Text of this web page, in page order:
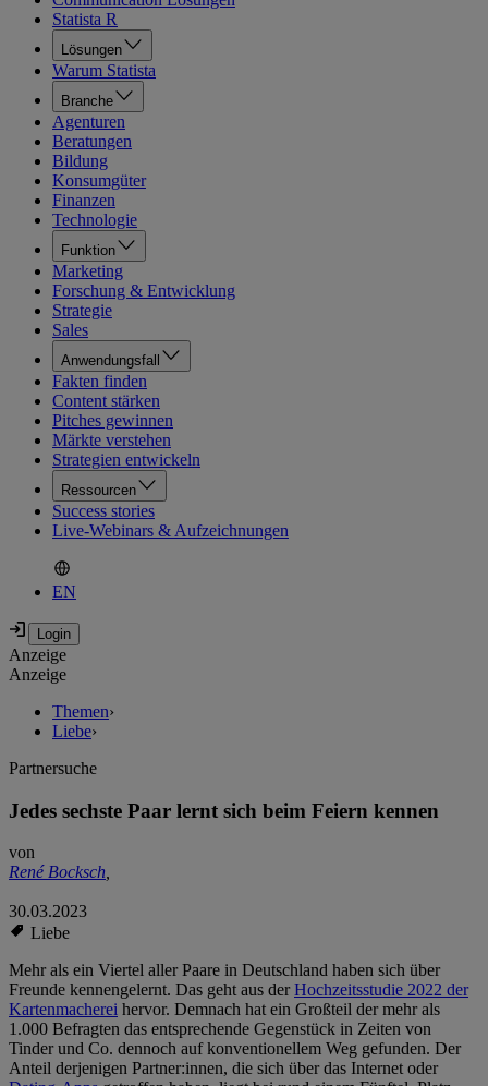
Statista R
Lösungen
Warum Statista
Branche
Agenturen
Beratungen
Bildung
Konsumgüter
Finanzen
Technologie
Funktion
Marketing
Forschung & Entwicklung
Strategie
Sales
Anwendungsfall
Fakten finden
Content stärken
Pitches gewinnen
Märkte verstehen
Strategien entwickeln
Ressourcen
Success stories
Live-Webinars & Aufzeichnungen
EN
Anzeige
Anzeige
Themen›
Liebe›
Partnersuche
Jedes sechste Paar lernt sich beim Feiern kennen
von
René Bocksch,
30.03.2023
Liebe
Mehr als ein Viertel aller Paare in Deutschland haben sich über
Freunde kennengelernt. Das geht aus derHochzeitsstudie 2022 der
Kartenmacherei hervor. Demnach hat ein Großteil der mehr als
1.000 Befragten das entsprechende Gegenstück in Zeiten von
Tinder und Co. dennoch auf konventionellem Weg gefunden. Der
Anteil derjenigen Partner:innen, die sich über das Internet oder